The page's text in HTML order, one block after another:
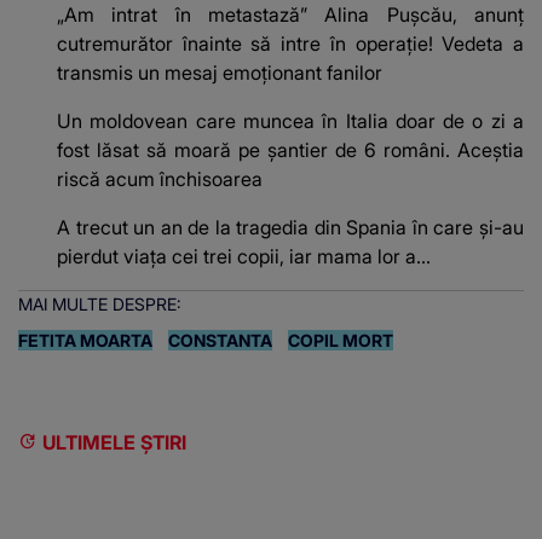
„Am intrat în metastază” Alina Pușcău, anunț
cutremurător înainte să intre în operație! Vedeta a
transmis un mesaj emoționant fanilor
Un moldovean care muncea în Italia doar de o zi a
fost lăsat să moară pe şantier de 6 români. Aceștia
riscă acum închisoarea
A trecut un an de la tragedia din Spania în care și-au
pierdut viața cei trei copii, iar mama lor a…
MAI MULTE DESPRE:
FETITA MOARTA
CONSTANTA COPIL MORT
ULTIMELE ȘTIRI